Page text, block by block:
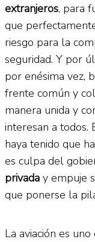
extranjeros, para
que
riesgo para la
seguridad. Y por
por enésima vez,
frente común y
manera unida y
interesan a todos.
haya tenido que
es culpa del
privada y empuje
que ponerse la
La aviación es